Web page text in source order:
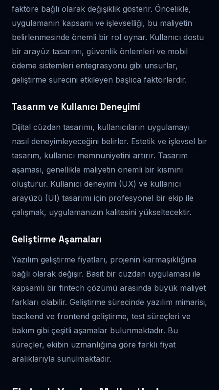
faktöre bağlı olarak değişiklik gösterir. Öncelikle,
uygulamanın kapsamı ve işlevselliği, bu maliyetin
belirlenmesinde önemli bir rol oynar. Kullanıcı dostu
bir arayüz tasarımı, güvenlik önlemleri ve mobil
ödeme sistemleri entegrasyonu gibi unsurlar,
geliştirme sürecini etkileyen başlıca faktörlerdir.
Tasarım ve Kullanıcı Deneyimi
Dijital cüzdan tasarımı, kullanıcıların uygulamayı
nasıl deneyimleyeceğini belirler. Estetik ve işlevsel bir
tasarım, kullanıcı memnuniyetini artırır. Tasarım
aşaması, genellikle maliyetin önemli bir kısmını
oluşturur. Kullanıcı deneyimi (UX) ve kullanıcı
arayüzü (UI) tasarımı için profesyonel bir ekip ile
çalışmak, uygulamanızın kalitesini yükseltecektir.
Geliştirme Aşamaları
Yazılım geliştirme fiyatları, projenin karmaşıklığına
bağlı olarak değişir. Basit bir cüzdan uygulaması ile
kapsamlı bir fintech çözümü arasında büyük maliyet
farkları olabilir. Geliştirme sürecinde yazılım mimarisi,
backend ve frontend geliştirme, test süreçleri ve
bakım gibi çeşitli aşamalar bulunmaktadır. Bu
süreçler, ekibin uzmanlığına göre farklı fiyat
aralıklarıyla sunulmaktadır.